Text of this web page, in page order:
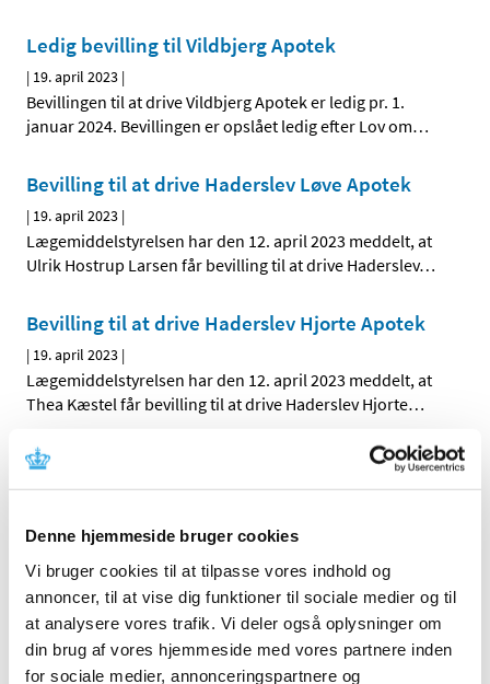
Denne hjemmeside bruger cookies
Vi bruger cookies til at tilpasse vores indhold og
annoncer, til at vise dig funktioner til sociale medier og til
at analysere vores trafik. Vi deler også oplysninger om
din brug af vores hjemmeside med vores partnere inden
for sociale medier, annonceringspartnere og
Ledig bevilling til Vildbjerg Apotek
| 19. april 2023 |
Bevillingen til at drive Vildbjerg Apotek er ledig pr. 1.
januar 2024. Bevillingen er opslået ledig efter Lov om…
Bevilling til at drive Haderslev Løve Apotek
| 19. april 2023 |
Lægemiddelstyrelsen har den 12. april 2023 meddelt, at
Ulrik Hostrup Larsen får bevilling til at drive Haderslev…
Bevilling til at drive Haderslev Hjorte Apotek
| 19. april 2023 |
Lægemiddelstyrelsen har den 12. april 2023 meddelt, at
Thea Kæstel får bevilling til at drive Haderslev Hjorte…
Bevilling til at drive Haderslev Hjorte Apotek
|18. april 2023|
Ikervis får ikke generelt eller generelt
klausuleret tilskud
14. april 2023
Lægemiddelstyrelsen har besluttet, at Ikervis,
øjendråber, opløsning med indhold af ciclosporin i…